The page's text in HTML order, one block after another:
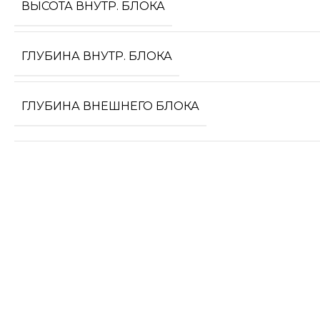
ВЫСОТА ВНУТР. БЛОКА
ГЛУБИНА ВНУТР. БЛОКА
ГЛУБИНА ВНЕШНЕГО БЛОКА